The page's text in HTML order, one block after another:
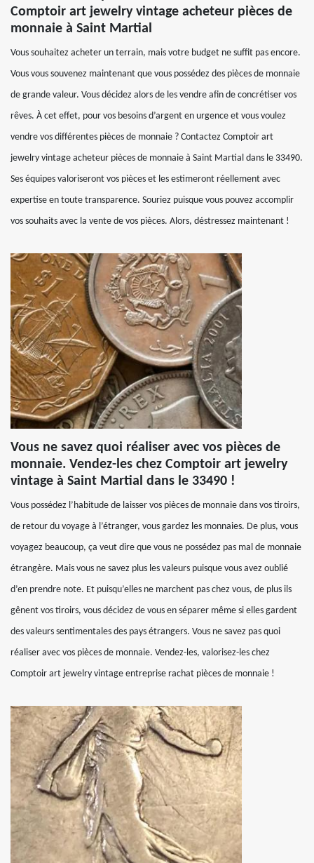
Comptoir art jewelry vintage acheteur pièces de
monnaie à Saint Martial
Vous souhaitez acheter un terrain, mais votre budget ne suffit pas encore.
Vous vous souvenez maintenant que vous possédez des pièces de monnaie
de grande valeur. Vous décidez alors de les vendre afin de concrétiser vos
rêves. À cet effet, pour vos besoins d’argent en urgence et vous voulez
vendre vos différentes pièces de monnaie ? Contactez Comptoir art
jewelry vintage acheteur pièces de monnaie à Saint Martial dans le 33490.
Ses équipes valoriseront vos pièces et les estimeront réellement avec
expertise en toute transparence. Souriez puisque vous pouvez accomplir
vos souhaits avec la vente de vos pièces. Alors, déstressez maintenant !
Vous ne savez quoi réaliser avec vos pièces de
monnaie. Vendez-les chez Comptoir art jewelry
vintage à Saint Martial dans le 33490 !
Vous possédez l’habitude de laisser vos pièces de monnaie dans vos tiroirs,
de retour du voyage à l’étranger, vous gardez les monnaies. De plus, vous
voyagez beaucoup, ça veut dire que vous ne possédez pas mal de monnaie
étrangère. Mais vous ne savez plus les valeurs puisque vous avez oublié
d’en prendre note. Et puisqu’elles ne marchent pas chez vous, de plus ils
gênent vos tiroirs, vous décidez de vous en séparer même si elles gardent
des valeurs sentimentales des pays étrangers. Vous ne savez pas quoi
réaliser avec vos pièces de monnaie. Vendez-les, valorisez-les chez
Comptoir art jewelry vintage entreprise rachat pièces de monnaie !